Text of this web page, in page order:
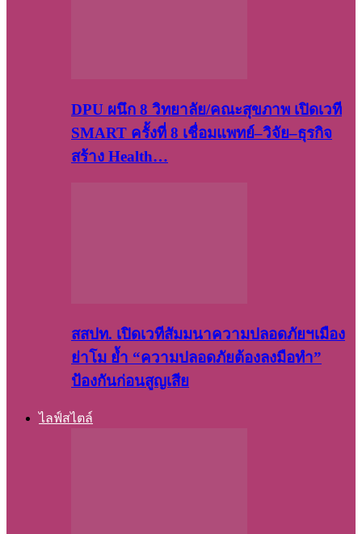
DPU ผนึก 8 วิทยาลัย/คณะสุขภาพ เปิดเวที
SMART ครั้งที่ 8 เชื่อมแพทย์–วิจัย–ธุรกิจ
สร้าง Health…
สสปท. เปิดเวทีสัมมนาความปลอดภัยฯเมือง
ย่าโม ย้ำ “ความปลอดภัยต้องลงมือทำ”
ป้องกันก่อนสูญเสีย
ไลฟ์สไตล์